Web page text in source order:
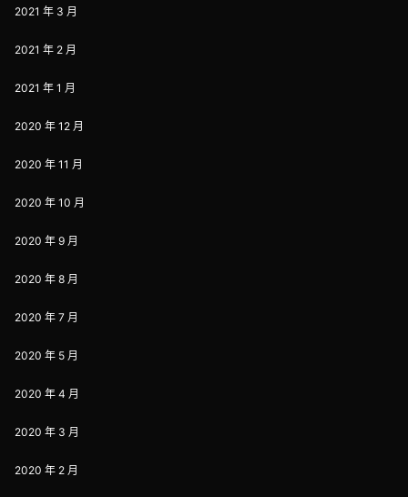
2021 年 3 月
2021 年 2 月
2021 年 1 月
2020 年 12 月
2020 年 11 月
2020 年 10 月
2020 年 9 月
2020 年 8 月
2020 年 7 月
2020 年 5 月
2020 年 4 月
2020 年 3 月
2020 年 2 月